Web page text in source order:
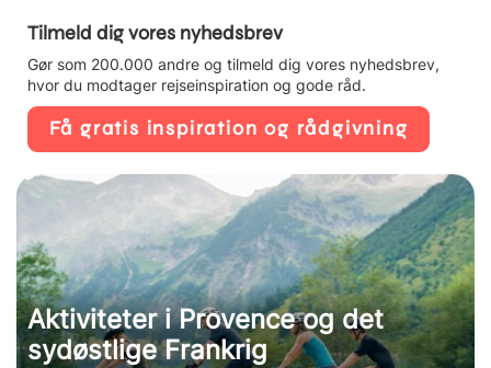
Tilmeld dig vores nyhedsbrev
Gør som 200.000 andre og tilmeld dig vores nyhedsbrev,
hvor du modtager rejseinspiration og gode råd.
Få gratis inspiration og rådgivning
Aktiviteter i Provence og det
sydøstlige Frankrig